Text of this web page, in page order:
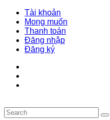
Tài khoản
Mong muốn
Thanh toán
Đăng nhập
Đăng ký